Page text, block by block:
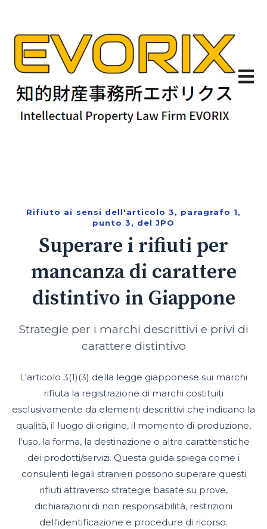
Apri
Rifiuto ai sensi dell'articolo 3, paragrafo 1,
punto 3, del JPO
Superare i rifiuti per
mancanza di carattere
distintivo in Giappone
Strategie per i marchi descrittivi e privi di
carattere distintivo
L'articolo 3(1)(3) della legge giapponese sui marchi
rifiuta la registrazione di marchi costituiti
esclusivamente da elementi descrittivi che indicano la
qualità, il luogo di origine, il momento di produzione,
l'uso, la forma, la destinazione o altre caratteristiche
dei prodotti/servizi. Questa guida spiega come i
consulenti legali stranieri possono superare questi
rifiuti attraverso strategie basate su prove,
dichiarazioni di non responsabilità, restrizioni
dell'identificazione e procedure di ricorso.